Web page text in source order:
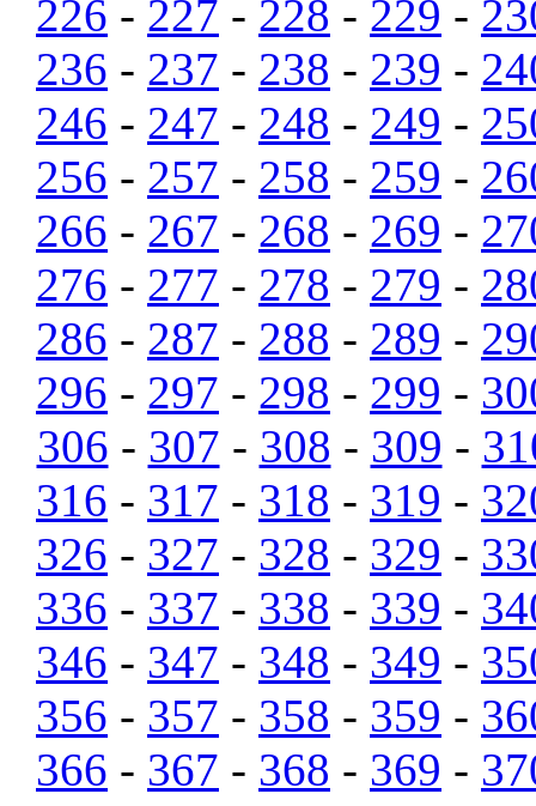
226 - 227 - 228 - 229 -
236 - 237 - 238 - 239 -
246 - 247 - 248 - 249 -
256 - 257 - 258 - 259 -
266 - 267 - 268 - 269 -
276 - 277 - 278 - 279 -
286 - 287 - 288 - 289 -
296 - 297 - 298 - 299 -
306 - 307 - 308 - 309 -
316 - 317 - 318 - 319 -
326 - 327 - 328 - 329 -
336 - 337 - 338 - 339 -
346 - 347 - 348 - 349 -
356 - 357 - 358 - 359 -
366 - 367 - 368 - 369 -